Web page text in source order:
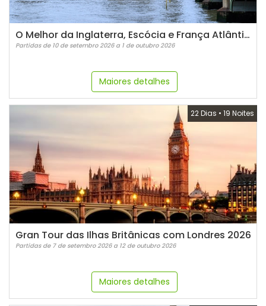
O Melhor da Inglaterra, Escócia e França Atlântica
Partidas de 10 de setembro 2026 a 1 de outubro 2026
Maiores detalhes
22 Dias • 19 Noites
Gran Tour das Ilhas Britânicas com Londres 2026
Partidas de 7 de setembro 2026 a 12 de outubro 2026
Maiores detalhes